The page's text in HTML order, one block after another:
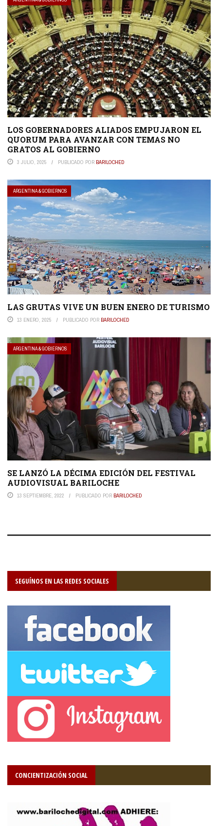
LOS GOBERNADORES ALIADOS EMPUJARON EL
QUORUM PARA AVANZAR CON TEMAS NO
GRATOS AL GOBIERNO
3 JULIO, 2025 PUBLICADO POR BARILOCHED
ARGENTINA & GOBIERNOS
LAS GRUTAS VIVE UN BUEN ENERO DE TURISMO
13 ENERO, 2025 PUBLICADO POR BARILOCHED
ARGENTINA & GOBIERNOS
SE LANZÓ LA DÉCIMA EDICIÓN DEL FESTIVAL
AUDIOVISUAL BARILOCHE
13 SEPTIEMBRE, 2022 PUBLICADO POR BARILOCHED
SEGUÍNOS EN LAS REDES SOCIALES
CONCIENTIZACIÓN SOCIAL